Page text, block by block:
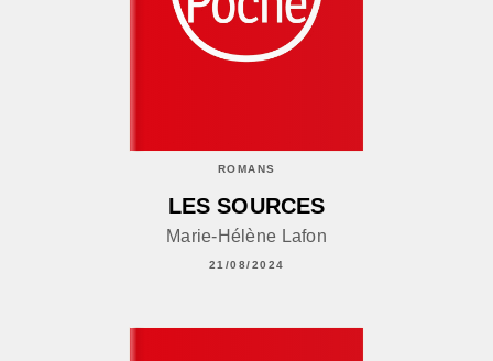
ROMANS
LES SOURCES
Marie-Hélène Lafon
21/08/2024